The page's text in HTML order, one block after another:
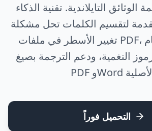
الوثائق التايلاندية. تقنية الذكاء
لتقسيم الكلمات تحل مشكلة
تغيير الأسطر في ملفات PDF، مع الحفاظ التام
النغمية، ودعم الترجمة بصيغ
التحميل فوراً